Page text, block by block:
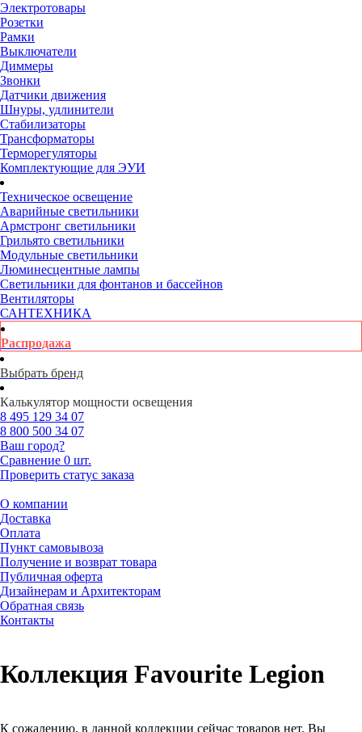
Электротовары
Розетки
Рамки
Выключатели
Диммеры
Звонки
Датчики движения
Шнуры, удлинители
Стабилизаторы
Трансформаторы
Терморегуляторы
Комплектующие для ЭУИ
Техническое освещение
Аварийные светильники
Армстронг светильники
Грильято светильники
Модульные светильники
Люминесцентные лампы
Светильники для фонтанов и бассейнов
Вентиляторы
САНТЕХНИКА
Распродажа
Выбрать бренд
Калькулятор мощности освещения
8 495 129 34 07
8 800 500 34 07
Ваш город?
Сравнение 0 шт.
Проверить статус заказа
О компании
Доставка
Оплата
Пункт самовывоза
Получение и возврат товара
Публичная оферта
Дизайнерам и Архитекторам
Обратная связь
Контакты
Коллекция Favourite Legion
К сожалению, в данной коллекции сейчас товаров нет. Вы